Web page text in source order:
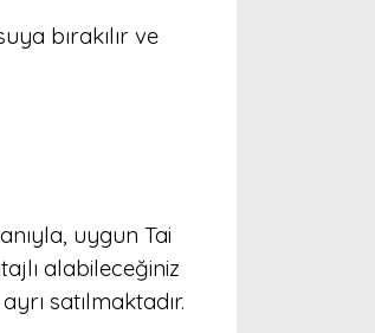
bırakılır ve
uygun Tai
alabileceğiniz
satılmaktadır.